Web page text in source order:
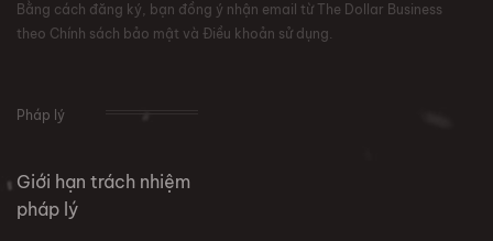
Bằng cách đăng ký, bạn đồng ý nhận email từ The Dollar Business
theo Chính sách bảo mật và Điều khoản sử dụng.
Pháp lý
Giới hạn trách nhiệm
pháp lý